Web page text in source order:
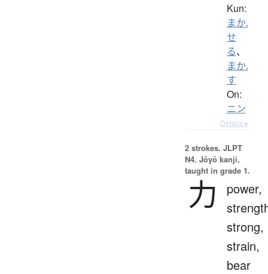
Kun:
まか.
せ
る、
まか.
す
On:
ニン
Details ▸
2 strokes. JLPT
N4. Jōyō kanji,
taught in grade 1.
力
power,
strong,
strain,
bear